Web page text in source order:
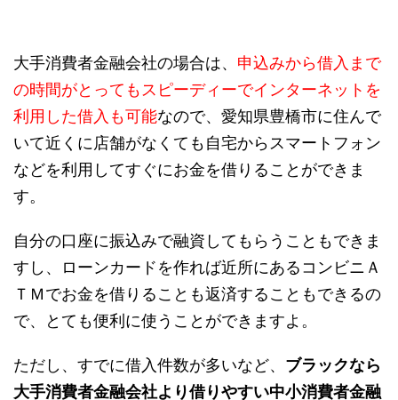
大手消費者金融会社の場合は、 申込みから借入まで
の時間がとってもスピーディーでインターネットを
利用した借入も可能なので、愛知県豊橋市に住んで
いて近くに店舗がなくても自宅からスマートフォン
などを利用してすぐにお金を借りることができま
す。
自分の口座に振込みで融資してもらうこともできま
すし、ローンカードを作れば近所にあるコンビニＡ
ＴＭでお金を借りることも返済することもできるの
で、とても便利に使うことができますよ。
ただし、すでに借入件数が多いなど、 ブラックなら
大手消費者金融会社より借りやすい中小消費者金融